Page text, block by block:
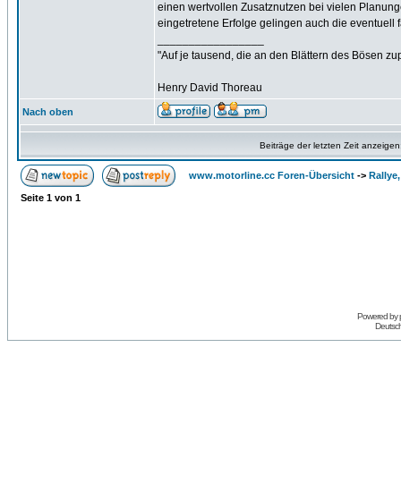
einen wertvollen Zusatznutzen bei vielen
eingetretene Erfolge gelingen auch die eventuell
"Auf je tausend, die an den Blättern des Bösen
Henry David Thoreau
Nach oben
Beiträge der letzten Zeit
www.motorline.cc Foren-Übersicht ->
Seite 1 von 1
Powered by